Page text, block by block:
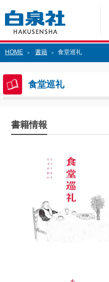
HOME > 書籍 > 食堂巡礼
食堂巡礼
書籍情報